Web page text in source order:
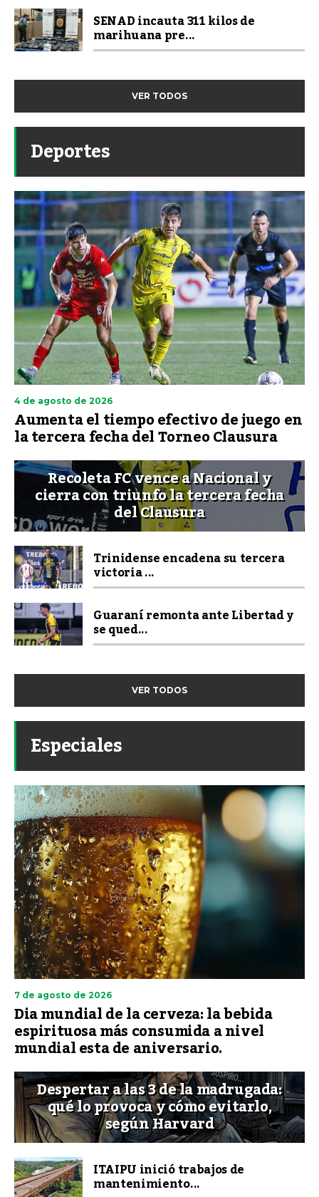
SENAD incauta 311 kilos de
marihuana pre...
VER TODOS
Deportes
4 de agosto de 2026
Aumenta el tiempo efectivo de juego en
la tercera fecha del Torneo Clausura
Recoleta FC vence a Nacional y
cierra con triunfo la tercera fecha
del Clausura
Trinidense encadena su tercera
victoria ...
Guaraní remonta ante Libertad y
se qued...
VER TODOS
Especiales
7 de agosto de 2026
Dia mundial de la cerveza: la bebida
espirituosa más consumida a nivel
mundial esta de aniversario.
Despertar a las 3 de la madrugada:
qué lo provoca y cómo evitarlo,
según Harvard
ITAIPU inició trabajos de
mantenimiento...